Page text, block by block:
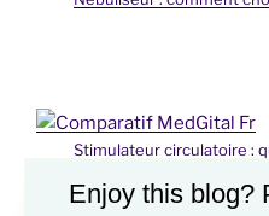
Stimulateur circulatoire :
Enjoy this blog?